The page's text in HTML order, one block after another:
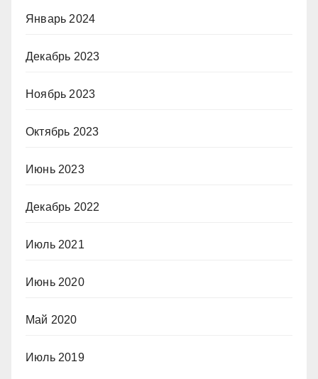
Январь 2024
Декабрь 2023
Ноябрь 2023
Октябрь 2023
Июнь 2023
Декабрь 2022
Июль 2021
Июнь 2020
Май 2020
Июль 2019